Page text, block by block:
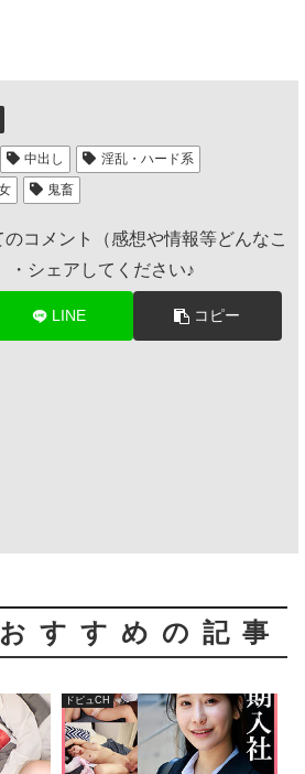
中出し
淫乱・ハード系
鬼畜
コメント（感想や情報等どんなこ
・シェアしてください♪
LINE コピー
すすめの記事
ドピュCH